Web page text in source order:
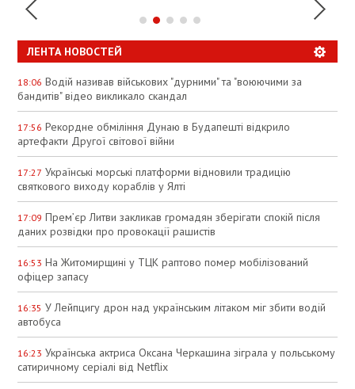
ЛЕНТА НОВОСТЕЙ
18:06 Водій називав військових "дурними" та "воюючими за
бандитів" відео викликало скандал
17:56 Рекордне обміління Дунаю в Будапешті відкрило
артефакти Другої світової війни
17:27 Українські морські платформи відновили традицію
святкового виходу кораблів у Ялті
17:09 Прем’єр Литви закликав громадян зберігати спокій після
даних розвідки про провокації рашистів
16:53 На Житомирщині у ТЦК раптово помер мобілізований
офіцер запасу
16:35 У Лейпцигу дрон над українським літаком міг збити водій
автобуса
16:23 Українська актриса Оксана Черкашина зіграла у польському
сатиричному серіалі від Netflix